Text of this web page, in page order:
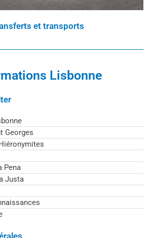
et transports
Lisbonne
Georges
Pena
Justa